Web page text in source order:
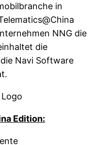
in
NNG die
die
Navi Software
Edition: